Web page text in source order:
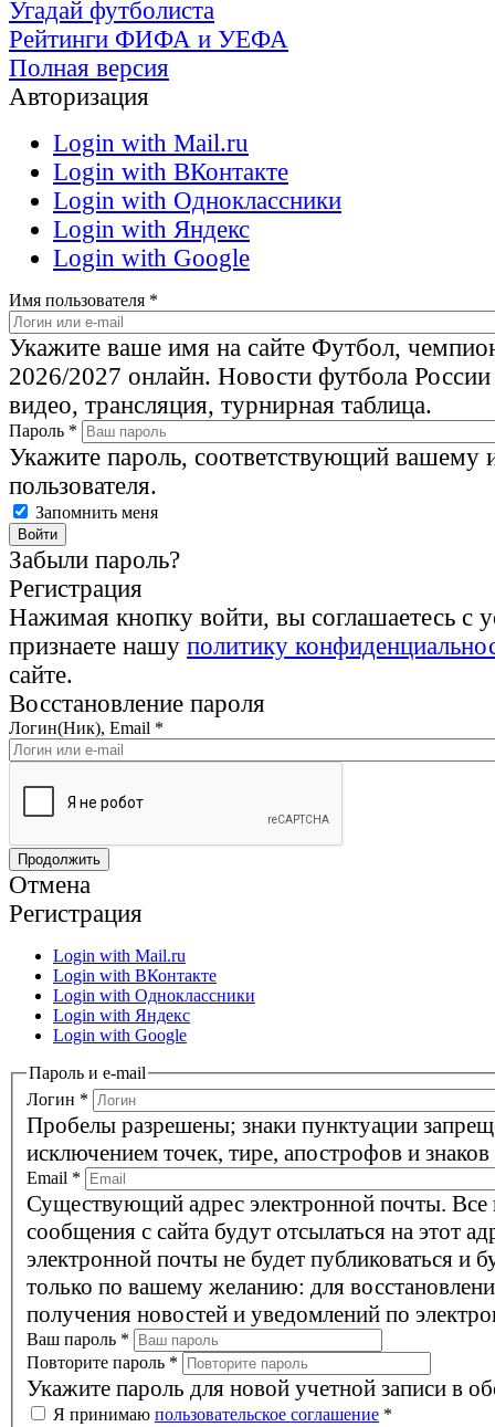
Угадай футболиста
Рейтинги ФИФА и УЕФА
Полная версия
Авторизация
Login with Mail.ru
Login with ВКонтакте
Login with Одноклассники
Login with Яндекс
Login with Google
Имя пользователя *
Укажите ваше имя на сайте Футбол,
2026/2027 онлайн. Новости футбола
видео, трансляция, турнирная таблица.
Пароль *
Укажите пароль, соответствующий вашему
пользователя.
Запомнить меня
Забыли пароль?
Регистрация
Нажимая кнопку войти, вы соглашаетесь с
признаете нашу политику
сайте.
Восстановление пароля
Логин(Ник), Email *
Отмена
Регистрация
Login with Mail.ru
Login with ВКонтакте
Login with Одноклассники
Login with Яндекс
Login with Google
Пароль и e-mail
Логин *
Пробелы разрешены; знаки пунктуации
исключением точек, тире, апострофов и
Email *
Существующий адрес электронной почты. Все
сообщения с сайта будут отсылаться на этот
электронной почты не будет публиковаться и
только по вашему желанию: для
получения новостей и уведомлений по
Ваш пароль *
Повторите пароль *
Укажите пароль для новой учетной записи в
Я принимаю пользовательское соглашение *